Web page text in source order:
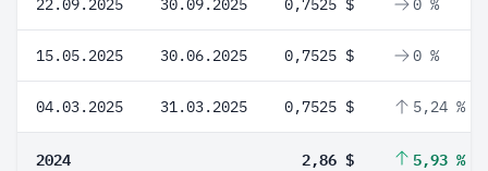
22.09.2025 30.09.2025 0,7525 $ 0 %
15.05.2025 30.06.2025 0,7525 $ 0 %
04.03.2025 31.03.2025 0,7525 $ 5,24 %
2024 2,86 $ 5,93 %